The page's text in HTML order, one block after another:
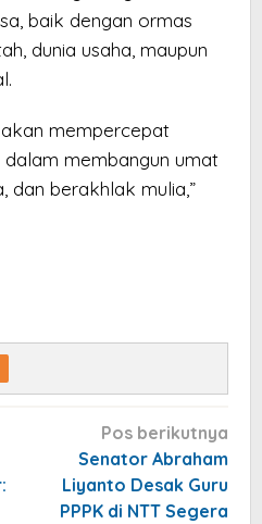
baik dengan ormas
dunia usaha, maupun
mempercepat
membangun umat
dan berakhlak mulia,”
Pos berikutnya
Senator Abraham
Liyanto Desak Guru
PPPK di NTT Segera